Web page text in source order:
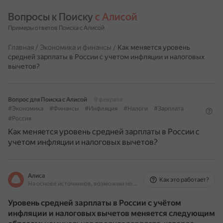
Вопросы к Поиску с Алисой
Примеры ответов Поиска с Алисой
Главная / Экономика и финансы / Как меняется уровень
средней зарплаты в России с учетом инфляции и налоговых
вычетов?
Вопрос для Поиска с Алисой
9 февраля
#Экономика
#Финансы #Инфляция #Налоги
#Зарплата
#Россия
Как меняется уровень средней зарплаты в России с
учетом инфляции и налоговых вычетов?
Алиса
На основе источников, возможны неточности
Как это работает?
Уровень средней зарплаты в России с учётом
инфляции и налоговых вычетов меняется следующим